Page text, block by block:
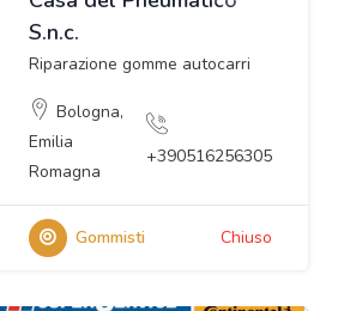
S.n.c.
Riparazione gomme autocarri
Bologna,
Emilia
Romagna
+390516256305
Gommisti Chiuso